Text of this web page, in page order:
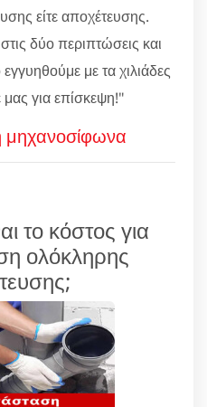
είτε αποχέτευσης.
δύο περιπτώσεις και
με τα χιλιάδες
για επίσκεψη!"
μηχανοσίφωνα
το κόστος για
ολόκληρης